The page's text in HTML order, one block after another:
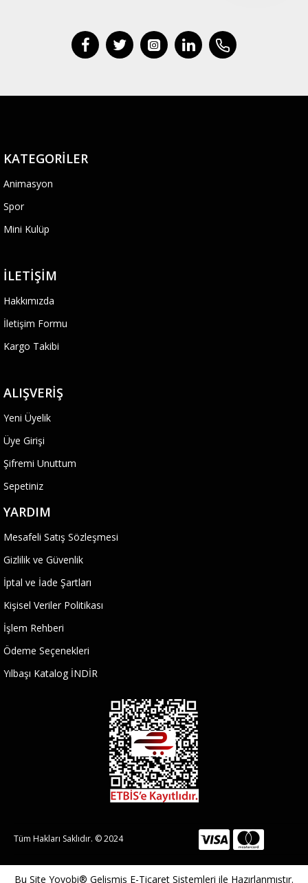
KATEGORILER
Animasyon
Spor
Mini Kulüp
İLETIŞIM
Hakkımızda
İletişim Formu
Kargo Takibi
ALIŞVERIŞ
Yeni Üyelik
Üye Girişi
Şifremi Unuttum
Sepetiniz
YARDIM
Mesafeli Satış Sözleşmesi
Gizlilik ve Güvenlik
İptal ve İade Şartları
Kişisel Veriler Politikası
İşlem Rehberi
Ödeme Seçenekleri
Yılbaşı Katalog İNDİR
Tüm Hakları Saklıdır. © 2024
Bu Site Yoyobi® Gelişmiş E-Ticaret Sistemleri ile Hazırlanmıştır.